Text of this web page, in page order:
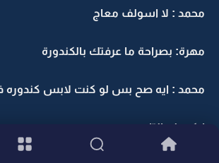
محمد : لا اسولف معاج
مهرة: بصراحة ما عرفتك بالكندورة
محمد : ايه صح بس لو كنت لابس
اركب لج التاير